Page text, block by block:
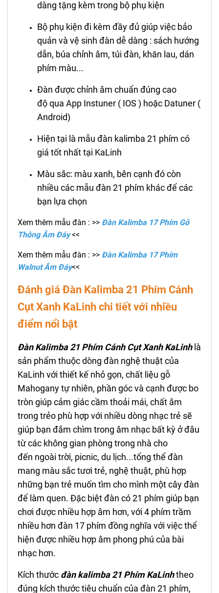
dàng tặng kèm trong bộ phụ kiện
Bộ phụ kiện đi kèm đầy đủ giúp việc bảo
quản và vệ sinh đàn dễ dàng : sách hướng
dẫn, búa chỉnh âm, túi đàn, khăn lau, dán
phím màu...
Đàn được chỉnh âm chuẩn đúng cao
độ qua App Instuner ( IOS ) hoặc Datuner (
Android)
Hiện tại là mẫu đàn kalimba 21 phím có
giá tốt nhất tại KaLinh
Màu sắc: màu xanh, bên cạnh đó còn
nhiều các mẫu đàn 21 phím khác để các
bạn lựa chọn
Xem thêm mẫu đàn : >> Đàn Kalimba 17 Phím Gỗ
Thông Âm Đáy <<
Xem thêm mẫu đàn : >> Đàn Kalimba 17 Phím
Walnut Âm Đáy<<
Đánh giá Đàn Kalimba 21 Phím Cánh
Cụt Xanh KaLinh chi tiết với nhiều
điểm nổi bật
Đàn Kalimba 21 Phím Cánh CụtXanh KaLinhlà
sản phẩm thuộc dòng đàn nghệ thuật của
KaLinh với thiết kế nhỏ gọn, chất liệu gỗ
Mahogany tự nhiên, phần góc và cạnh được bo
tròn giúp cảm giác cầm thoải mái, chất âm
trong trẻo phù hợp với nhiều dòng nhạc trẻ sẽ
giúp bạn đắm chìm trong âm nhạc bất kỳ ở đâu
từ các không gian phòng trong nhà cho
đến ngoài trời, picnic, du lịch...tổng thể đàn
mang màu sắc tươi trẻ, nghệ thuật, phù hợp
những bạn trẻ muốn tìm cho mình một cây đàn
để làm quen. Đặc biệt đàn có 21 phím giúp bạn
chơi được nhiều hợp âm hơn, với 4 phím trầm
nhiều hơn đàn 17 phím đồng nghĩa với việc thể
hiện được nhiều hợp âm phong phú của bài
nhạc hơn.
Kích thước đàn kalimba 21 Phím KaLinhtheo
đúng kích thước tiêu chuẩn của đàn 21 phím,